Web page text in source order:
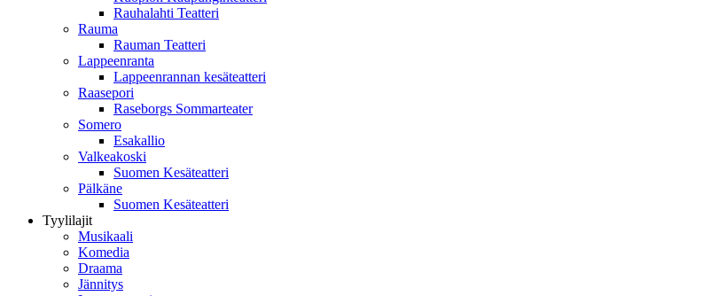
Rauhalahti Teatteri
Rauma
Rauman Teatteri
Lappeenranta
Lappeenrannan kesäteatteri
Raasepori
Raseborgs Sommarteater
Somero
Esakallio
Valkeakoski
Suomen Kesäteatteri
Pälkäne
Suomen Kesäteatteri
Tyylilajit
Musikaali
Komedia
Draama
Jännitys